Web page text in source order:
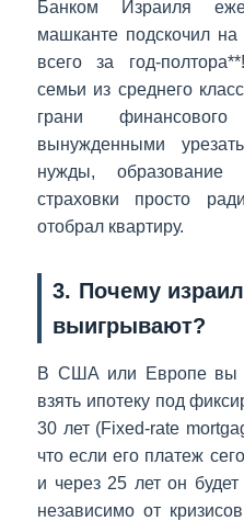
Банком Израиля
машканте подскочил
всего за год-
семьи из среднего
грани
вынужденными
нужды,
страховки просто
отобрал квартиру.
3. Почему
выигрывают?
В США или Европе вы
взять ипотеку под
30 лет (Fixed-rate
что если его платеж
и через 25 лет он
независимо от